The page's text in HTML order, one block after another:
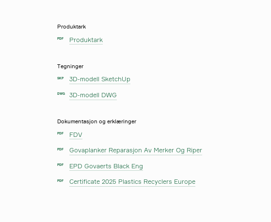
Produktark
PDF Produktark
Tegninger
SKP 3D-modell SketchUp
DWG 3D-modell DWG
Dokumentasjon og erklæringer
PDF FDV
PDF Govaplanker Reparasjon Av Merker Og Riper
PDF EPD Govaerts Black Eng
PDF Certificate 2025 Plastics Recyclers Europe